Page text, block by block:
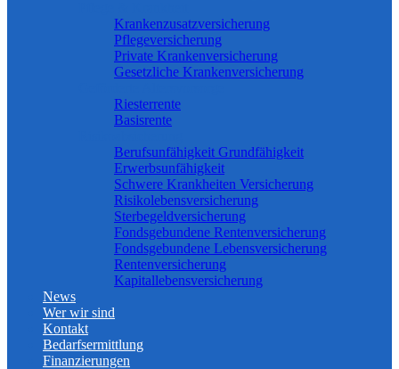
Krankenzusatzversicherung
Pflegeversicherung
Private Krankenversicherung
Gesetzliche Krankenversicherung
Riesterrente
Basisrente
Berufs­unfähigkeit Grundfähigkeit
Erwerbsunfähigkeit
Schwere Krankheiten Versicherung
Risikolebensversicherung
Sterbegeldversicherung
Fondsgebundene Rentenversicherung
Fondsgebundene Lebensversicherung
Rentenversicherung
Kapitallebensversicherung
News
Wer wir sind
Kontakt
Bedarfsermittlung
Finanzierungen